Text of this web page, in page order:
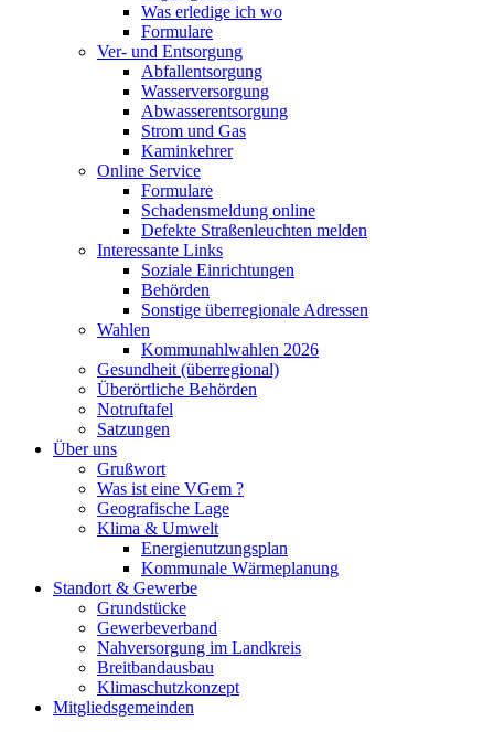
Was erledige ich wo
Formulare
Ver- und Entsorgung
Abfallentsorgung
Wasserversorgung
Abwasserentsorgung
Strom und Gas
Kaminkehrer
Online Service
Formulare
Schadensmeldung online
Defekte Straßenleuchten melden
Interessante Links
Soziale Einrichtungen
Behörden
Sonstige überregionale Adressen
Wahlen
Kommunahlwahlen 2026
Gesundheit (überregional)
Überörtliche Behörden
Notruftafel
Satzungen
Über uns
Grußwort
Was ist eine VGem ?
Geografische Lage
Klima & Umwelt
Energienutzungsplan
Kommunale Wärmeplanung
Standort & Gewerbe
Grundstücke
Gewerbeverband
Nahversorgung im Landkreis
Breitbandausbau
Klimaschutzkonzept
Mitgliedsgemeinden